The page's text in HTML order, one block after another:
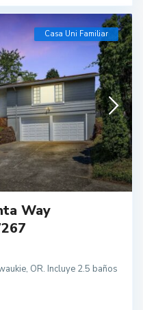
Casa Uni Familiar
Way
OR. Incluye 2.5 baños